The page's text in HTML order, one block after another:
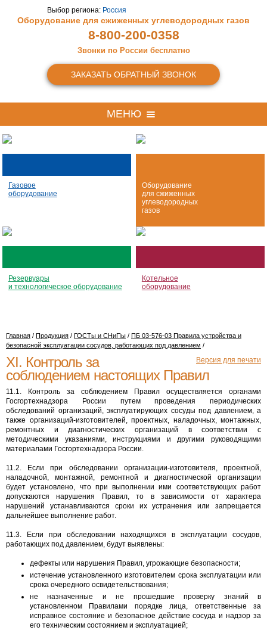
Выбор региона: Россия
Оборудование для сжиженных углеводородных газов
8-800-200-0358
Звонки по России бесплатно
ЗАКАЗАТЬ ОБРАТНЫЙ ЗВОНОК
МЕНЮ
Газовое
оборудование
Оборудование
для сжиженных
углеводородных
газов
Резервуары
и технологическое оборудование
Котельное
оборудование
Главная / Продукция / ГОСТы и СНиПы / ПБ 03-576-03 Правила устройства и
безопасной эксплуатации сосудов, работающих под давлением /
Версия для печати
XI. Контроль за
соблюдением настоящих Правил
11.1. Контроль за соблюдением Правил осуществляется органами
Госгортехнадзора России путем проведения периодических
обследований организаций, эксплуатирующих сосуды под давлением, а
также организаций-изготовителей, проектных, наладочных, монтажных,
ремонтных и диагностических организаций в соответствии с
методическими указаниями, инструкциями и другими руководящими
материалами Госгортехнадзора России.
11.2. Если при обследовании организации-изготовителя, проектной,
наладочной, монтажной, ремонтной и диагностической организации
будет установлено, что при выполнении ими соответствующих работ
допускаются нарушения Правил, то в зависимости от характера
нарушений устанавливаются сроки их устранения или запрещается
дальнейшее выполнение работ.
11.3. Если при обследовании находящихся в эксплуатации сосудов,
работающих под давлением, будут выявлены:
дефекты или нарушения Правил, угрожающие безопасности;
истечение установленного изготовителем срока эксплуатации или
срока очередного освидетельствования;
не назначенные и не прошедшие проверку знаний в
установленном Правилами порядке лица, ответственные за
исправное состояние и безопасное действие сосуда и надзор за
его техническим состоянием и эксплуатацией;